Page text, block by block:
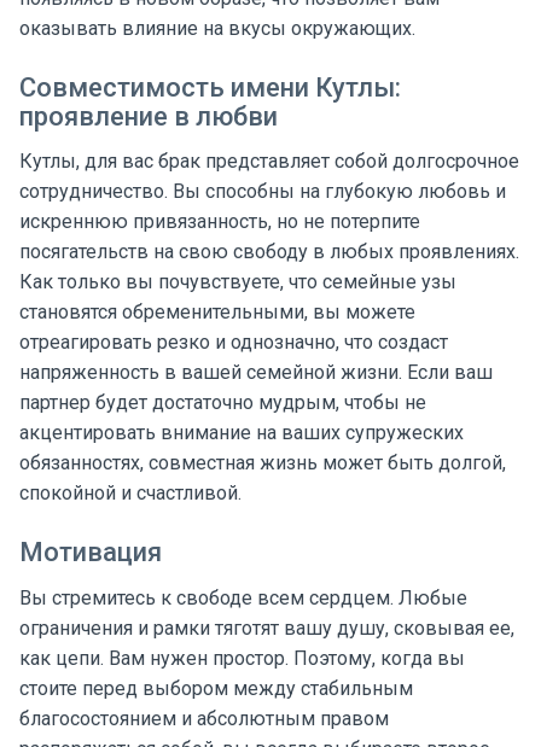
оказывать влияние на вкусы окружающих.
Совместимость имени Кутлы:
проявление в любви
Кутлы, для вас брак представляет собой долгосрочное
сотрудничество. Вы способны на глубокую любовь и
искреннюю привязанность, но не потерпите
посягательств на свою свободу в любых проявлениях.
Как только вы почувствуете, что семейные узы
становятся обременительными, вы можете
отреагировать резко и однозначно, что создаст
напряженность в вашей семейной жизни. Если ваш
партнер будет достаточно мудрым, чтобы не
акцентировать внимание на ваших супружеских
обязанностях, совместная жизнь может быть долгой,
спокойной и счастливой.
Мотивация
Вы стремитесь к свободе всем сердцем. Любые
ограничения и рамки тяготят вашу душу, сковывая ее,
как цепи. Вам нужен простор. Поэтому, когда вы
стоите перед выбором между стабильным
благосостоянием и абсолютным правом